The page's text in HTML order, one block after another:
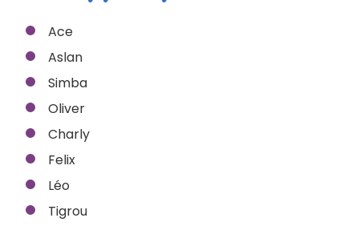
Ace
Aslan
Simba
Oliver
Charly
Felix
Léo
Tigrou